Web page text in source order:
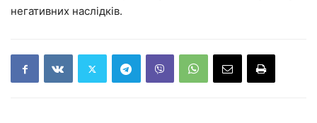
негативних наслідків.